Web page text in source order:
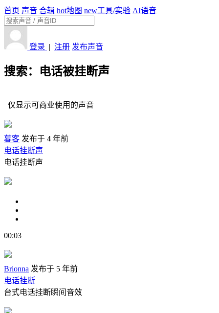
首页 声音 合辑 hot地图 new工具/实验 AI语音
登录 | 注册 发布声音
搜索：电话被挂断声
仅显示可商业使用的声音
暮客 发布于 4 年前
电话挂断声
电话挂断声
00:03
Brionna 发布于 5 年前
电话挂断
台式电话挂断瞬间音效